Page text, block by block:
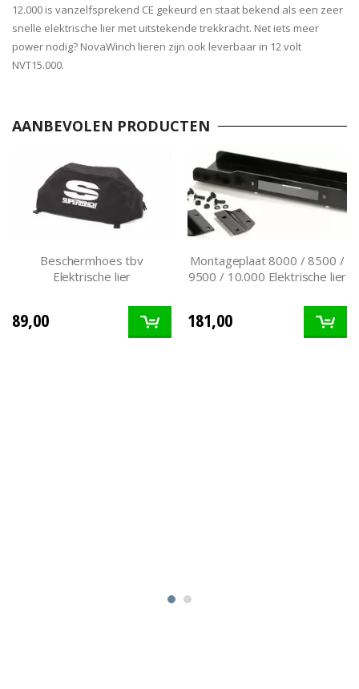
12.000 is vanzelfsprekend CE gekeurd en staat bekend als een zeer
snelle elektrische lier met uitstekende trekkracht. Net iets meer
power nodig? NovaWinch lieren zijn ook leverbaar in 12 volt
NVT15.000.
AANBEVOLEN PRODUCTEN
Beschermhoes tbv
Elektrische lier
89,00
Montageplaat 8000 / 8500 /
9500 / 10.000 Elektrische lier
181,00